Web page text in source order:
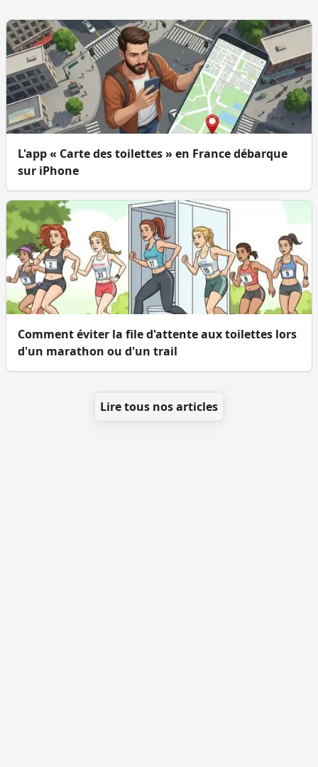
L'app « Carte des toilettes » en France débarque
sur iPhone
Comment éviter la file d'attente aux toilettes lors
d'un marathon ou d'un trail
Lire tous nos articles